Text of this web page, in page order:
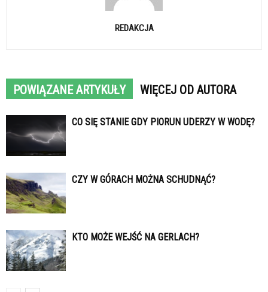
REDAKCJA
POWIĄZANE ARTYKUŁY WIĘCEJ OD AUTORA
CO SIĘ STANIE GDY PIORUN UDERZY W WODĘ?
CZY W GÓRACH MOŻNA SCHUDNĄĆ?
KTO MOŻE WEJŚĆ NA GERLACH?